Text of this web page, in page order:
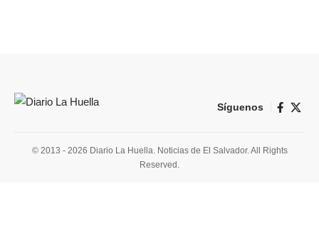
Síguenos
© 2013 - 2026 Diario La Huella. Noticias de El Salvador. All Rights
Reserved.